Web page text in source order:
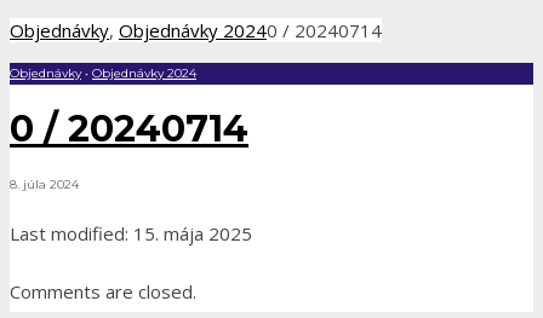
Objednávky, Objednávky 20240 / 20240714
Objednávky• Objednávky 2024
0 / 20240714
8. júla 2024
Last modified: 15. mája 2025
Comments are closed.